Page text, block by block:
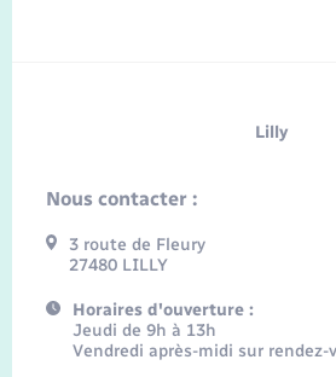
Lilly
Nous contacter :
3 route de Fleury
27480 LILLY
Horaires d'ouverture :
Jeudi de 9h à 13h
Vendredi après-midi sur rendez-